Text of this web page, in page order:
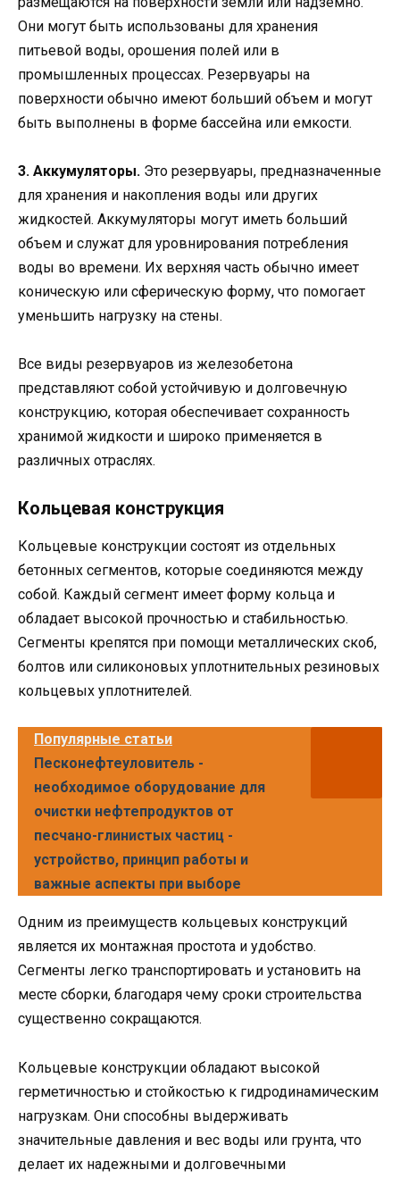
Они могут быть использованы для хранения
питьевой воды, орошения полей или в
промышленных процессах. Резервуары на
поверхности обычно имеют больший объем и могут
быть выполнены в форме бассейна или емкости.
3. Аккумуляторы. Это резервуары, предназначенные
для хранения и накопления воды или других
жидкостей. Аккумуляторы могут иметь больший
объем и служат для уровнирования потребления
воды во времени. Их верхняя часть обычно имеет
коническую или сферическую форму, что помогает
уменьшить нагрузку на стены.
Все виды резервуаров из железобетона
представляют собой устойчивую и долговечную
конструкцию, которая обеспечивает сохранность
хранимой жидкости и широко применяется в
различных отраслях.
Кольцевая конструкция
Кольцевые конструкции состоят из отдельных
бетонных сегментов, которые соединяются между
собой. Каждый сегмент имеет форму кольца и
обладает высокой прочностью и стабильностью.
Сегменты крепятся при помощи металлических скоб,
болтов или силиконовых уплотнительных резиновых
кольцевых уплотнителей.
Популярные статьи
Песконефтеуловитель -
необходимое оборудование для
очистки нефтепродуктов от
песчано-глинистых частиц -
устройство, принцип работы и
важные аспекты при выборе
Одним из преимуществ кольцевых конструкций
является их монтажная простота и удобство.
Сегменты легко транспортировать и установить на
месте сборки, благодаря чему сроки строительства
существенно сокращаются.
Кольцевые конструкции обладают высокой
герметичностью и стойкостью к гидродинамическим
нагрузкам. Они способны выдерживать
значительные давления и вес воды или грунта, что
делает их надежными и долговечными